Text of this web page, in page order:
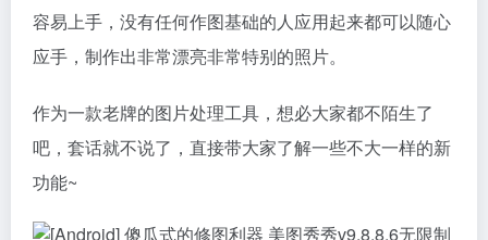
容易上手，没有任何作图基础的人应用起来都可以随心
应手，制作出非常漂亮非常特别的照片。
作为一款老牌的图片处理工具，想必大家都不陌生了
吧，套话就不说了，直接带大家了解一些不大一样的新
功能~